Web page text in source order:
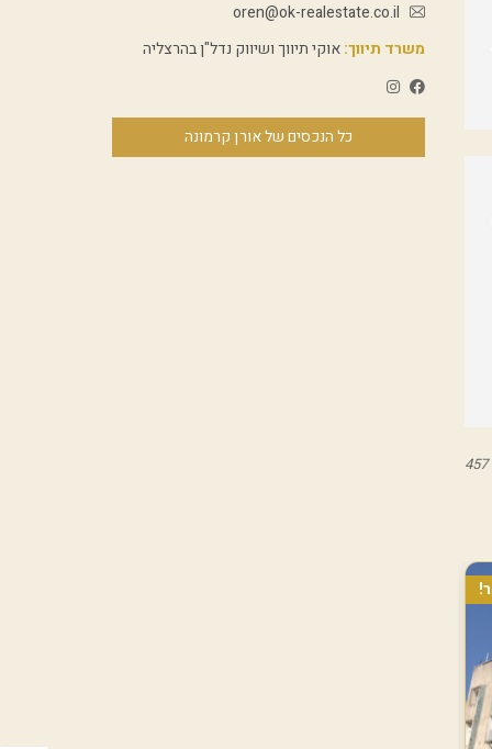
457
oren@ok-realestate.co.il
משרד תיווך:אוקי תיווך ושיווק נדל"ן בהרצליה
כל הנכסים של אורן קרמונה